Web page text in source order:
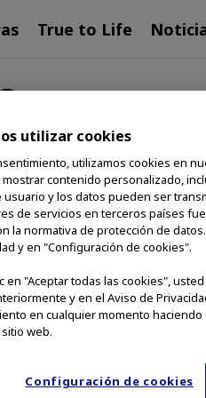
True to Life
by making
the patent notice
and others. Products
utilizar cookies
utilizamos cookies en
contenido personalizado,
y los datos pueden ser
de servicios en terceros países
la normativa de protección de
y en "Configuración de cookies".
en "Aceptar todas las cookies",
y en el Aviso de
en cualquier momento
web.
Configuración de cookies